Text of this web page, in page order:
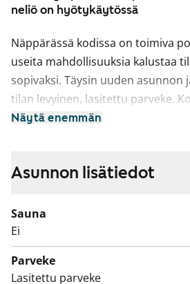
neliö on hyötykäytössä
Näppärässä kodissa on toimiva
useita mahdollisuuksia kalustaa
sopivaksi. Täysin uuden asunnon
tilan levyinen, lasitettu parveke.
on näppärä avokeittiö ja
sisustustyylille. Avokeittiössä on
Keittiön varustukseen kuuluu
kalusteuuni, astianpesukone ja
varaus mikroaaltouunille.
ovat SATOlle suunniteltua,
Näytä enemmän
Asunnon lisätiedot
Sauna
Ei
Parveke
Lasitettu parveke